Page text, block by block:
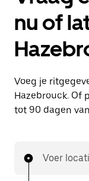
nu of
Voeg je
Hazebrouck. Of
tot 90 dagen
Voer